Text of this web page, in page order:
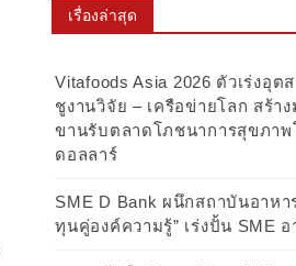
เรื่องล่าสุด
Vitafoods Asia 2026 ตัวเร่งอุ
ชูงานวิจัย – เครือข่ายโลก สร้า
ขานรับตลาดโภชนาการสุขภา
ดอลลาร์
SME D Bank ผนึกสถาบันอาห
ทุนคู่องค์ความรู้” เร่งปั้น SME